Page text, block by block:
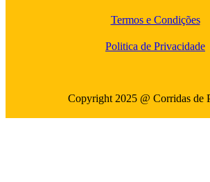
Termos e Condições
Politica de Privacidade
Copyright 2025 @ Corridas de